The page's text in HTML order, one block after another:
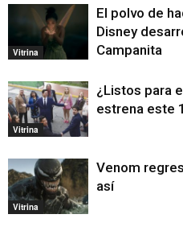
Vitrina
El polvo de
Disney
Campanita
Vitrina
¿Listos para
estrena este
Vitrina
Venom
así